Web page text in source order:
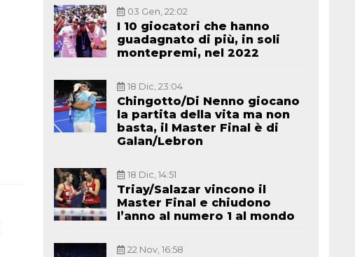
03 Gen, 22:02
I 10 giocatori che hanno
guadagnato di più, in soli
montepremi, nel 2022
18 Dic, 23:04
Chingotto/Di Nenno giocano
la partita della vita ma non
basta, il Master Final è di
Galan/Lebron
18 Dic, 14:51
Triay/Salazar vincono il
Master Final e chiudono
l’anno al numero 1 al mondo
22 Nov, 16:58